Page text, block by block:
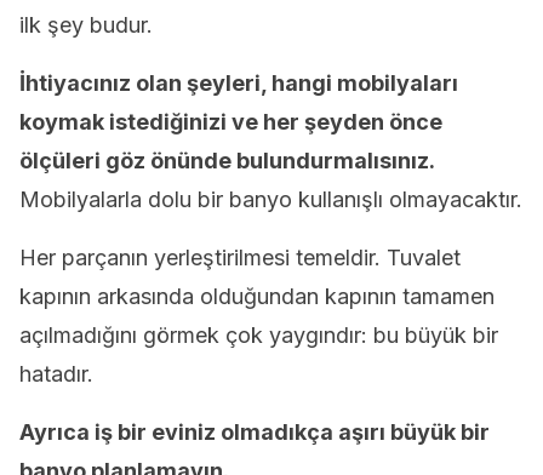
ilk şey budur.
İhtiyacınız olan şeyleri, hangi mobilyaları
koymak istediğinizi ve her şeyden önce
ölçüleri göz önünde bulundurmalısınız.
Mobilyalarla dolu bir banyo kullanışlı olmayacaktır.
Her parçanın yerleştirilmesi temeldir. Tuvalet
kapının arkasında olduğundan kapının tamamen
açılmadığını görmek çok yaygındır: bu büyük bir
hatadır.
Ayrıca iş bir eviniz olmadıkça aşırı büyük bir